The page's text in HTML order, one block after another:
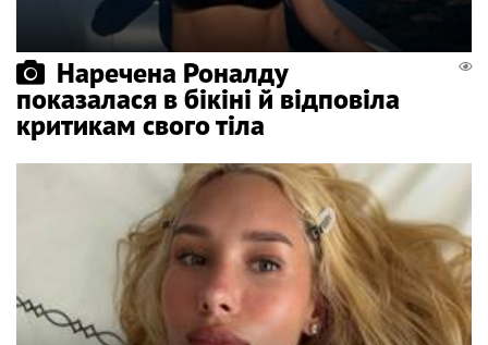
Наречена Роналду
показалася в бікіні й відповіла
критикам свого тіла